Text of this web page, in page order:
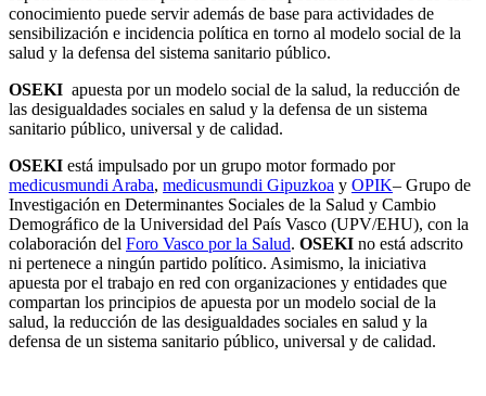
conocimiento puede servir además de base para actividades de
sensibilización e incidencia política en torno al modelo social de la
salud y la defensa del sistema sanitario público.
OSEKI apuesta por un modelo social de la salud, la reducción de
las desigualdades sociales en salud y la defensa de un sistema
sanitario público, universal y de calidad.
OSEKI está impulsado por un grupo motor formado por
medicusmundi Araba, medicusmundi Gipuzkoa y OPIK– Grupo de
Investigación en Determinantes Sociales de la Salud y Cambio
Demográfico de la Universidad del País Vasco (UPV/EHU), con la
colaboración del Foro Vasco por la Salud. OSEKI no está adscrito
ni pertenece a ningún partido político. Asimismo, la iniciativa
apuesta por el trabajo en red con organizaciones y entidades que
compartan los principios de apuesta por un modelo social de la
salud, la reducción de las desigualdades sociales en salud y la
defensa de un sistema sanitario público, universal y de calidad.